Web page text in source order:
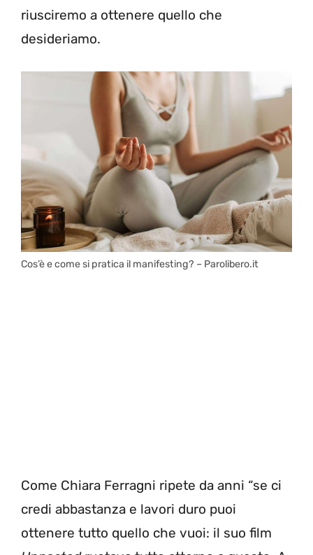
riusciremo a ottenere quello che
desideriamo.
Cos’è e come si pratica il manifesting? – Parolibero.it
Come Chiara Ferragni ripete da anni “se ci
credi abbastanza e lavori duro puoi
ottenere tutto quello che vuoi: il suo film